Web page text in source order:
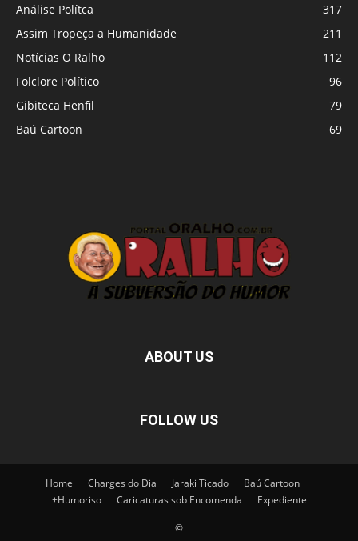
Análise Polítca
317
Assim Tropeça a Humanidade
211
Notícias O Ralho
112
Folclore Político
96
Gibiteca Henfil
79
Baú Cartoon
69
ABOUT US
FOLLOW US
Home Charges do Dia Jaraki Ticado
Baú Cartoon
+Humoriso
Caricaturas sob Encomenda Expediente
©